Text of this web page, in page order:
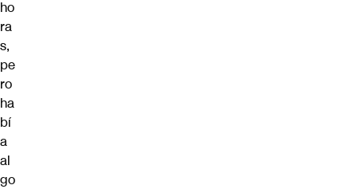
ho
ra
s,
pe
ro
ha
bí
a
al
go